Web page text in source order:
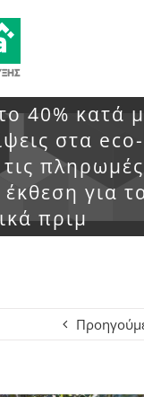
40% κατά
στα
για
πριμ